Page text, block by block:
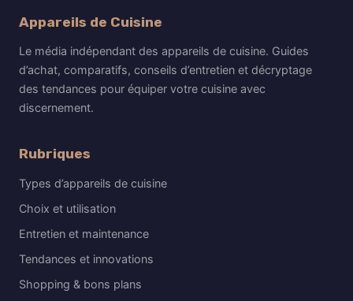
Appareils de Cuisine
Le média indépendant des appareils de cuisine. Guides
d’achat, comparatifs, conseils d’entretien et décryptage
des tendances pour équiper votre cuisine avec
discernement.
Rubriques
Types d’appareils de cuisine
Choix et utilisation
Entretien et maintenance
Tendances et innovations
Shopping & bons plans